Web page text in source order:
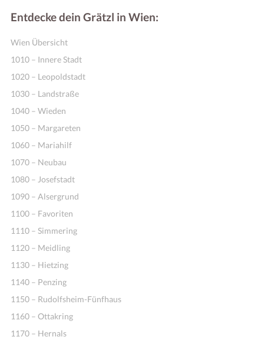
Entdecke dein Grätzl in Wien:
Wien Übersicht
1010 – Innere Stadt
1020 – Leopoldstadt
1030 – Landstraße
1040 – Wieden
1050 – Margareten
1060 – Mariahilf
1070 – Neubau
1080 – Josefstadt
1090 – Alsergrund
1100 – Favoriten
1110 – Simmering
1120 – Meidling
1130 – Hietzing
1140 – Penzing
1150 – Rudolfsheim-Fünfhaus
1160 – Ottakring
1170 – Hernals